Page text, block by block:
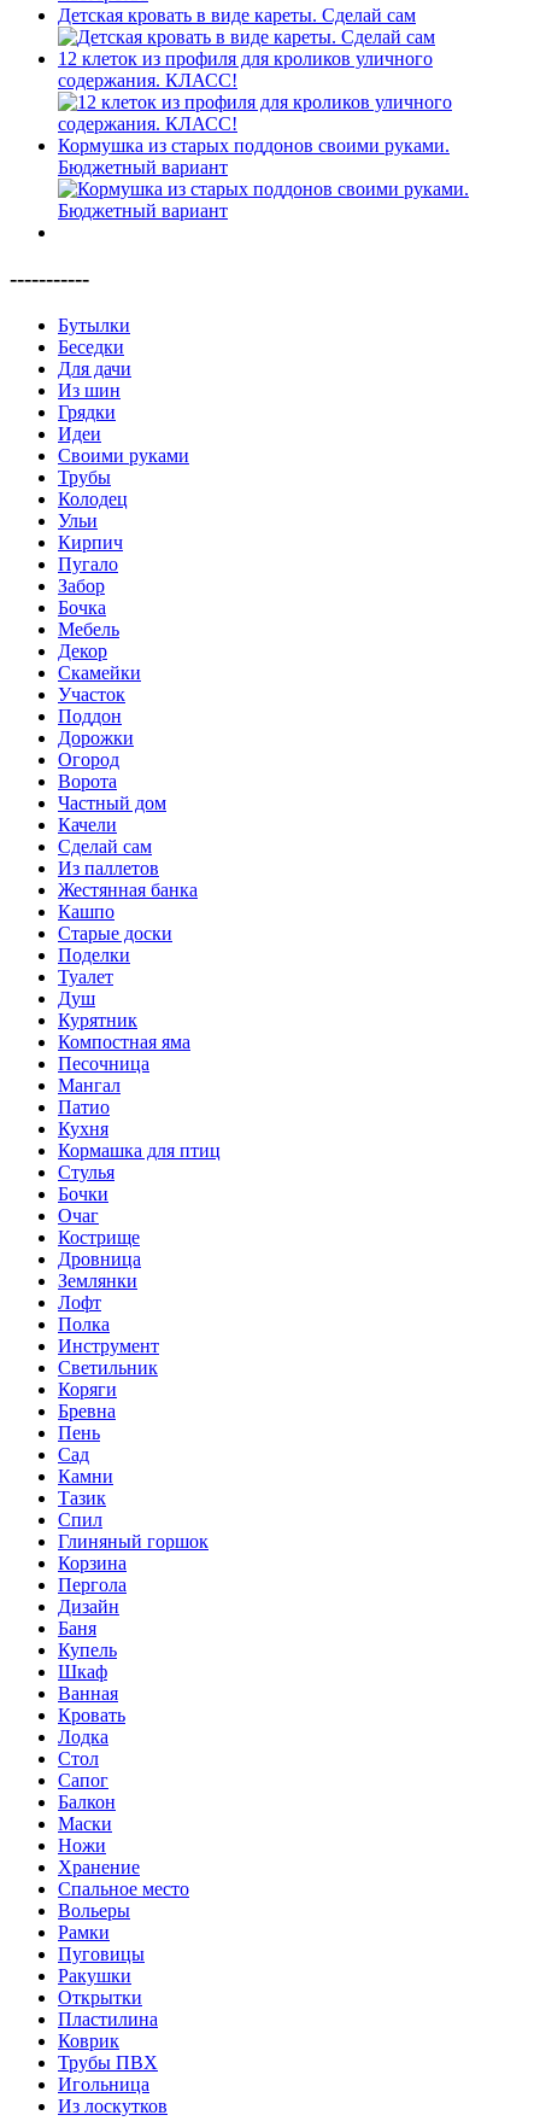
Детская кровать в виде кареты. Сделай сам
12 клеток из профиля для кроликов уличного
содержания. КЛАСС!
Кормушка из старых поддонов своими руками.
Бюджетный вариант
-----------
Бутылки
Беседки
Для дачи
Из шин
Грядки
Идеи
Своими руками
Трубы
Колодец
Ульи
Кирпич
Пугало
Забор
Бочка
Мебель
Декор
Скамейки
Участок
Поддон
Дорожки
Огород
Ворота
Частный дом
Качели
Сделай сам
Из паллетов
Жестянная банка
Кашпо
Старые доски
Поделки
Туалет
Душ
Курятник
Компостная яма
Песочница
Мангал
Патио
Кухня
Кормашка для птиц
Стулья
Бочки
Очаг
Кострище
Дровница
Землянки
Лофт
Полка
Инструмент
Светильник
Коряги
Бревна
Пень
Сад
Камни
Тазик
Спил
Глиняный горшок
Корзина
Пергола
Дизайн
Баня
Купель
Шкаф
Ванная
Кровать
Лодка
Стол
Сапог
Балкон
Маски
Ножи
Хранение
Спальное место
Вольеры
Рамки
Пуговицы
Ракушки
Открытки
Пластилина
Коврик
Трубы ПВХ
Игольница
Из лоскутков